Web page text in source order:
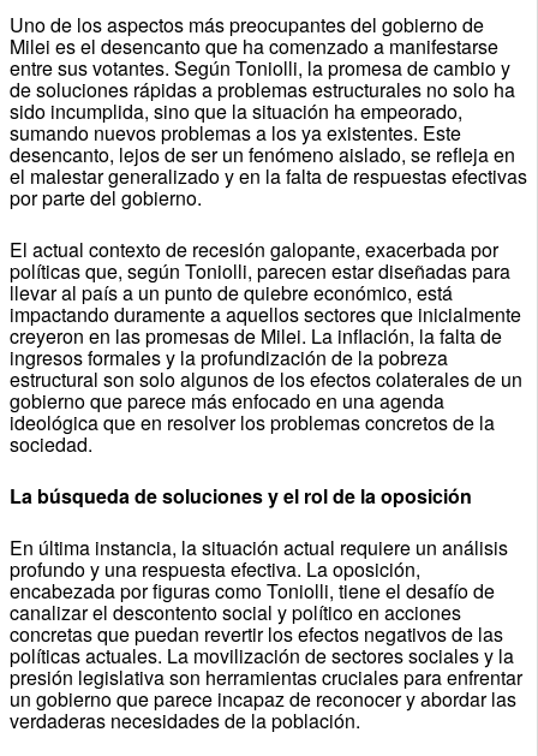
Uno de los aspectos más preocupantes del gobierno de
Milei es el desencanto que ha comenzado a manifestarse
entre sus votantes. Según Toniolli, la promesa de cambio y
de soluciones rápidas a problemas estructurales no solo ha
sido incumplida, sino que la situación ha empeorado,
sumando nuevos problemas a los ya existentes. Este
desencanto, lejos de ser un fenómeno aislado, se refleja en
el malestar generalizado y en la falta de respuestas efectivas
por parte del gobierno.
El actual contexto de recesión galopante, exacerbada por
políticas que, según Toniolli, parecen estar diseñadas para
llevar al país a un punto de quiebre económico, está
impactando duramente a aquellos sectores que inicialmente
creyeron en las promesas de Milei. La inflación, la falta de
ingresos formales y la profundización de la pobreza
estructural son solo algunos de los efectos colaterales de un
gobierno que parece más enfocado en una agenda
ideológica que en resolver los problemas concretos de la
sociedad.
La búsqueda de soluciones y el rol de la oposición
En última instancia, la situación actual requiere un análisis
profundo y una respuesta efectiva. La oposición,
encabezada por figuras como Toniolli, tiene el desafío de
canalizar el descontento social y político en acciones
concretas que puedan revertir los efectos negativos de las
políticas actuales. La movilización de sectores sociales y la
presión legislativa son herramientas cruciales para enfrentar
un gobierno que parece incapaz de reconocer y abordar las
verdaderas necesidades de la población.